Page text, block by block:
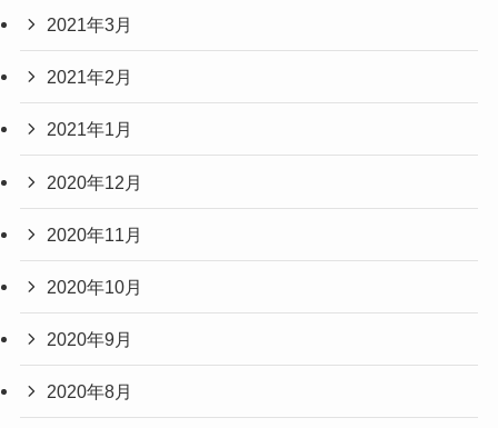
2021年3月
2021年2月
2021年1月
2020年12月
2020年11月
2020年10月
2020年9月
2020年8月